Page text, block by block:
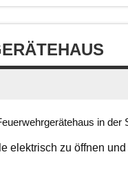
in der
elektrisch zu öffnen